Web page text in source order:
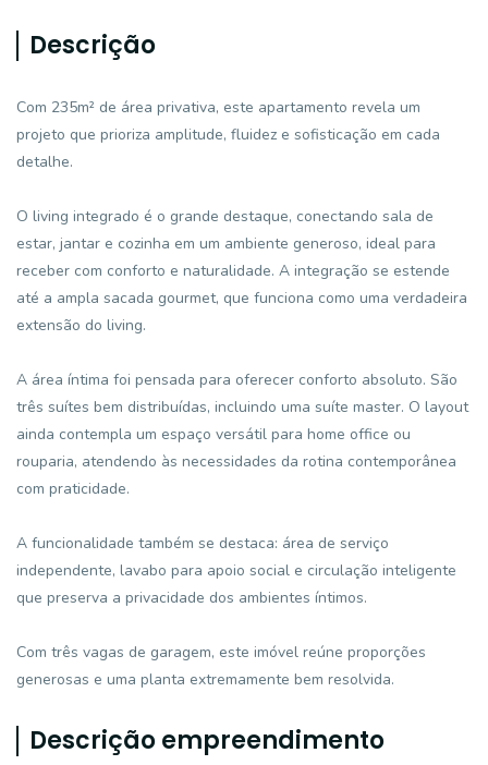
Descrição
Com 235m² de área privativa, este apartamento revela um
projeto que prioriza amplitude, fluidez e sofisticação em cada
detalhe.
O living integrado é o grande destaque, conectando sala de
estar, jantar e cozinha em um ambiente generoso, ideal para
receber com conforto e naturalidade. A integração se estende
até a ampla sacada gourmet, que funciona como uma verdadeira
extensão do living.
A área íntima foi pensada para oferecer conforto absoluto. São
três suítes bem distribuídas, incluindo uma suíte master. O layout
ainda contempla um espaço versátil para home office ou
rouparia, atendendo às necessidades da rotina contemporânea
com praticidade.
A funcionalidade também se destaca: área de serviço
independente, lavabo para apoio social e circulação inteligente
que preserva a privacidade dos ambientes íntimos.
Com três vagas de garagem, este imóvel reúne proporções
generosas e uma planta extremamente bem resolvida.
Descrição empreendimento